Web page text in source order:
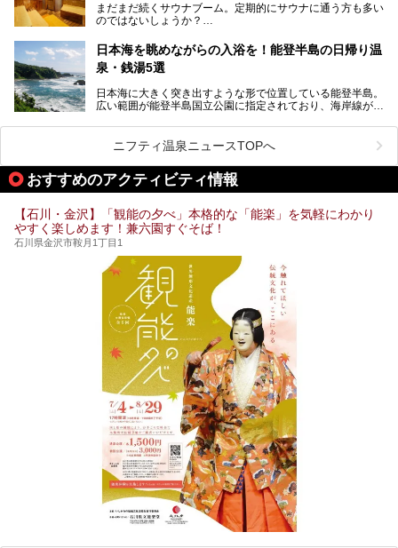
れちゃう！なんということでしょう！！
り、観光に加えて温泉もぜひ楽しみたいところ。金沢エリア
でおすすめのスーパー銭湯をご紹介します。
まだまだ続くサウナブーム。定期的にサウナに通う方も多い
のではないしょうか？
今回はそんなサウナによく行く人もこれから楽しむ人も格安
で楽しめるサウナを紹介します。
など、種類豊富ですよ。
日本海を眺めながらの入浴を！能登半島の日帰り温
泉・銭湯5選
日本海に大きく突き出すような形で位置している能登半島。
広い範囲が能登半島国立公園に指定されており、海岸線が作
車で行くのがオススメですが、ドライブの際にぜひ一緒に楽
しんでいただきたいのが温泉です。絶景を眺めながらつかる
温泉は最高ですよ！ 今回はそんな能登の温泉を5つご紹介
します。
ニフティ温泉ニュースTOPへ
おすすめのアクティビティ情報
【石川・金沢】「観能の夕べ」本格的な「能楽」を気軽にわかり
やすく楽しめます！兼六園すぐそば！
石川県金沢市鞍月1丁目1